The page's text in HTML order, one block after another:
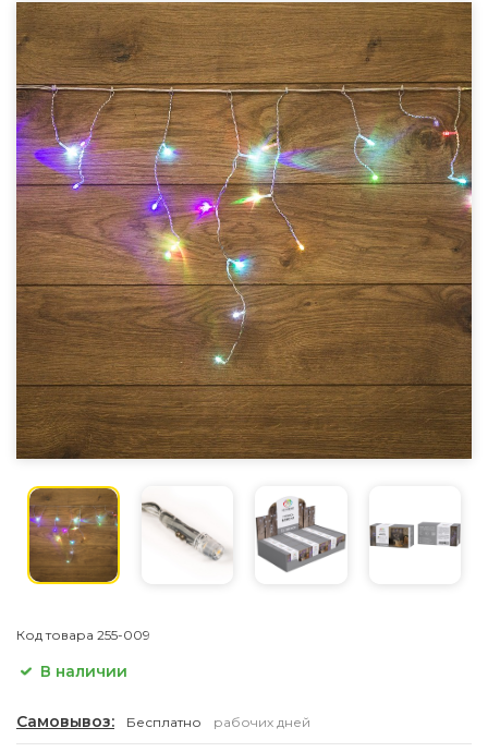
Код товара 255-009
В наличии
Самовывоз: Бесплатно рабочих дней